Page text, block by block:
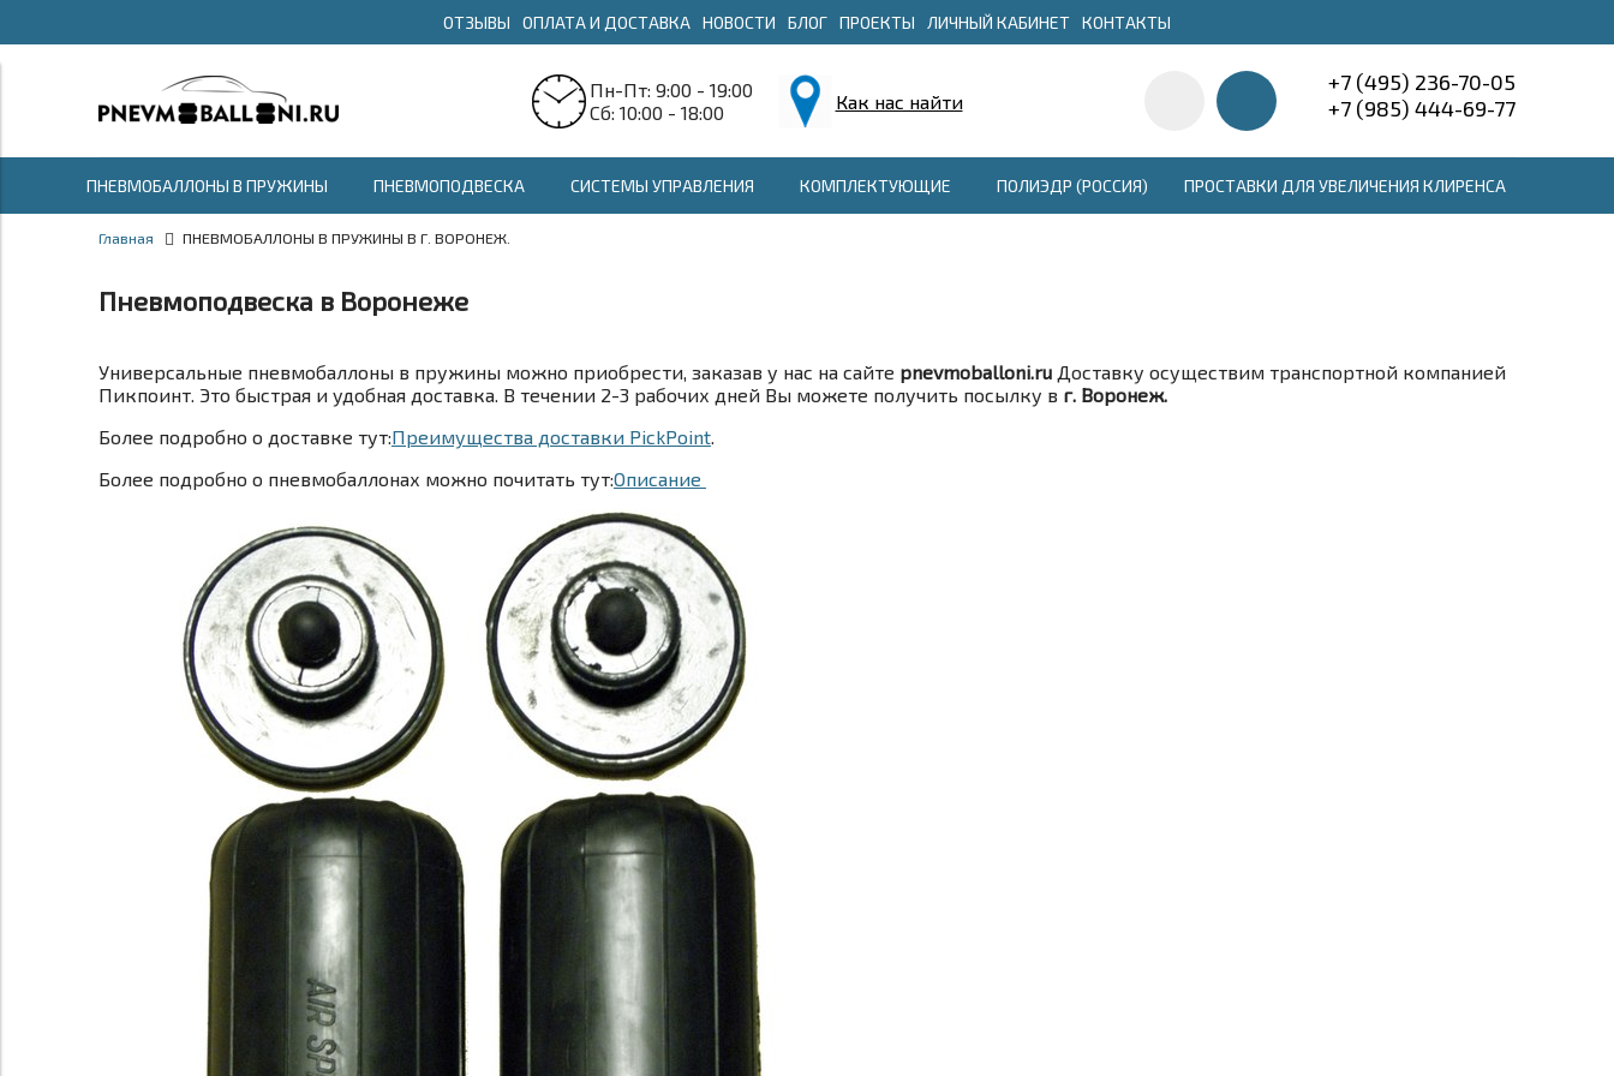
ОТЗЫВЫ ОПЛАТА И ДОСТАВКА НОВОСТИ БЛОГ ПРОЕКТЫ ЛИЧНЫЙ КАБИНЕТ КОНТАКТЫ
Пн-Пт: 9:00 - 19:00
Сб: 10:00 - 18:00
Как нас найти
+7 (495) 236-70-05
+7 (985) 444-69-77
ПНЕВМОБАЛЛОНЫ В ПРУЖИНЫ ПНЕВМОПОДВЕСКА СИСТЕМЫ УПРАВЛЕНИЯ КОМПЛЕКТУЮЩИЕ ПОЛИЭДР (РОССИЯ) ПРОСТАВКИ ДЛЯ УВЕЛИЧЕНИЯ КЛИРЕНСА
Главная ПНЕВМОБАЛЛОНЫ В ПРУЖИНЫ В Г. ВОРОНЕЖ.
Пневмоподвеска в Воронеже
Универсальные пневмобаллоны в пружины можно приобрести, заказав у нас на сайте pnevmoballoni.ru Доставку осуществим транспортной компанией
Пикпоинт. Это быстрая и удобная доставка. В течении 2-3 рабочих дней Вы можете получить посылку в г. Воронеж.
Более подробно о доставке тут:Преимущества доставки PickPoint.
Более подробно о пневмобаллонах можно почитать тут:Описание